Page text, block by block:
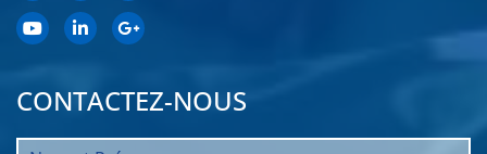
CONTACTEZ-NOUS